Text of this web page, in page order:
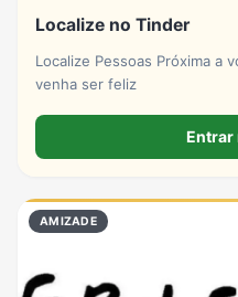
Localize no Tinder
Localize Pessoas Próxima a
venha ser feliz
Entrar
AMIZADE